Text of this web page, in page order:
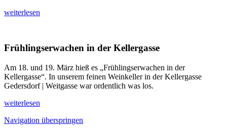
weiterlesen
Frühlingserwachen in der Kellergasse
Am 18. und 19. März hieß es „Frühlingserwachen in der
Kellergasse“. In unserem feinen Weinkeller in der Kellergasse
Gedersdorf | Weitgasse war ordentlich was los.
weiterlesen
Navigation überspringen